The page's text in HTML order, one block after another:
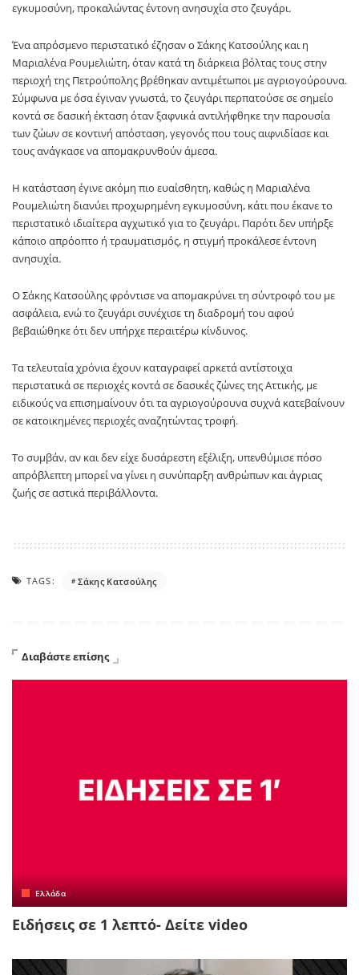
εγκυμοσύνη, προκαλώντας έντονη ανησυχία στο ζευγάρι.
Ένα απρόσμενο περιστατικό έζησαν ο Σάκης Κατσούλης και η
Μαριαλένα Ρουμελιώτη, όταν κατά τη διάρκεια βόλτας τους στην
περιοχή της Πετρούπολης βρέθηκαν αντιμέτωποι με αγριογούρουνα.
Σύμφωνα με όσα έγιναν γνωστά, το ζευγάρι περπατούσε σε σημείο
κοντά σε δασική έκταση όταν ξαφνικά αντιλήφθηκε την παρουσία
των ζώων σε κοντινή απόσταση, γεγονός που τους αιφνιδίασε και
τους ανάγκασε να απομακρυνθούν άμεσα.
Η κατάσταση έγινε ακόμη πιο ευαίσθητη, καθώς η Μαριαλένα
Ρουμελιώτη διανύει προχωρημένη εγκυμοσύνη, κάτι που έκανε το
περιστατικό ιδιαίτερα αγχωτικό για το ζευγάρι. Παρότι δεν υπήρξε
κάποιο απρόοπτο ή τραυματισμός, η στιγμή προκάλεσε έντονη
ανησυχία.
Ο Σάκης Κατσούλης φρόντισε να απομακρύνει τη σύντροφό του με
ασφάλεια, ενώ το ζευγάρι συνέχισε τη διαδρομή του αφού
βεβαιώθηκε ότι δεν υπήρχε περαιτέρω κίνδυνος.
Τα τελευταία χρόνια έχουν καταγραφεί αρκετά αντίστοιχα
περιστατικά σε περιοχές κοντά σε δασικές ζώνες της Αττικής, με
ειδικούς να επισημαίνουν ότι τα αγριογούρουνα συχνά κατεβαίνουν
σε κατοικημένες περιοχές αναζητώντας τροφή.
Το συμβάν, αν και δεν είχε δυσάρεστη εξέλιξη, υπενθύμισε πόσο
απρόβλεπτη μπορεί να γίνει η συνύπαρξη ανθρώπων και άγριας
ζωής σε αστικά περιβάλλοντα.
TAGS: Σάκης Κατσούλης
Διαβάστε επίσης
Ελλάδα
Ειδήσεις σε 1 λεπτό- Δείτε video